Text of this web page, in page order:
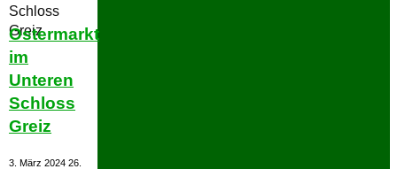
Plauen"
Ostermarkt
im
Unteren
Schloss
Greiz
3. März 202426.